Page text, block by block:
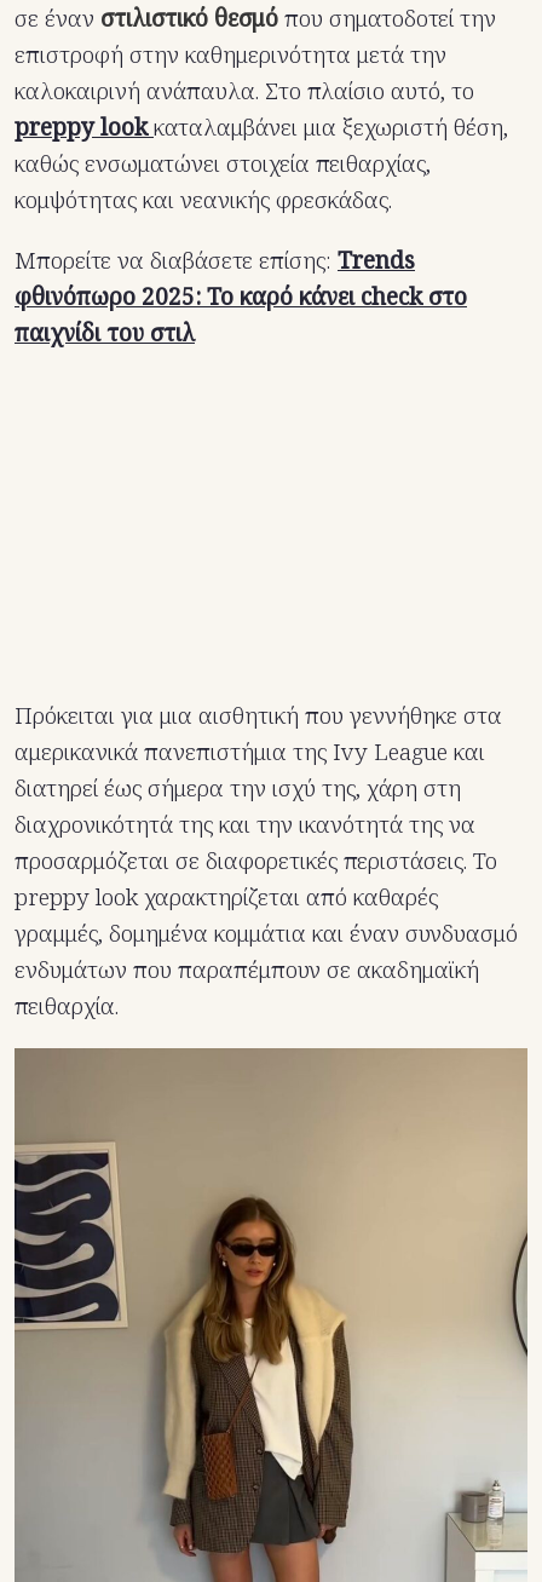
σε έναν στιλιστικό θεσμόπου σηματοδοτεί την
επιστροφή στην καθημερινότητα μετά την
καλοκαιρινή ανάπαυλα. Στο πλαίσιο αυτό, το
preppy lookκαταλαμβάνει μια ξεχωριστή θέση,
καθώς ενσωματώνει στοιχεία πειθαρχίας,
κομψότητας και νεανικής φρεσκάδας.
Μπορείτε να διαβάσετε επίσης: Trends
φθινόπωρο 2025: Το καρό κάνει check στο
παιχνίδι του στιλ
Πρόκειται για μια αισθητική που γεννήθηκε στα
αμερικανικά πανεπιστήμια της Ivy League και
διατηρεί έως σήμερα την ισχύ της, χάρη στη
διαχρονικότητά της και την ικανότητά της να
προσαρμόζεται σε διαφορετικές περιστάσεις. Το
preppy look χαρακτηρίζεται από καθαρές
γραμμές, δομημένα κομμάτια και έναν συνδυασμό
ενδυμάτων που παραπέμπουν σε ακαδημαϊκή
πειθαρχία.